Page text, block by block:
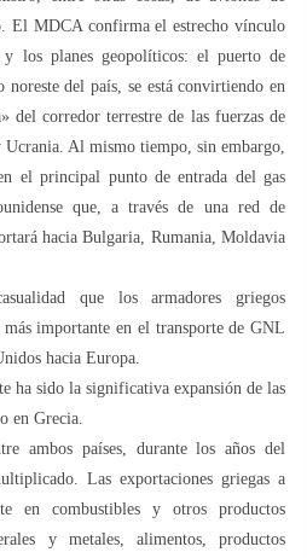
El MDCA confirma el estrecho vínculo
y los planes geopolíticos: el puerto de
del país, se está convirtiendo en
del corredor terrestre de las fuerzas de
Al mismo tiempo, sin embargo,
el principal punto de entrada del gas
que, a través de una red de
hacia Bulgaria, Rumania, Moldavia
que los armadores griegos
más importante en el transporte de GNL
hacia Europa.
ha sido la significativa expansión de las
en Grecia.
ambos países, durante los años del
Las exportaciones griegas a
en combustibles y otros productos
y metales, alimentos, productos